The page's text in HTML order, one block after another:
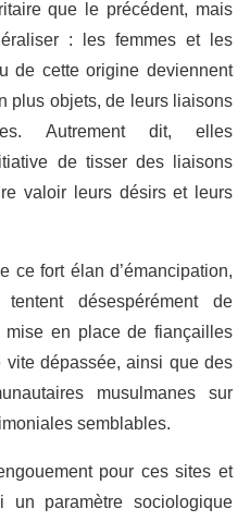
que le précédent, mais
: les femmes et les
de cette origine deviennent
plus objets, de leurs liaisons
Autrement dit, elles
de tisser des liaisons
valoir leurs désirs et leurs
ce fort élan d’émancipation,
désespérément de
en place de fiançailles
dépassée, ainsi que des
musulmanes sur
semblables.
pour ces sites et
un paramètre sociologique